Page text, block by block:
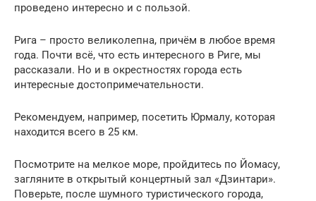
проведено интересно и с пользой.
Рига – просто великолепна, причём в любое время
года. Почти всё, что есть интересного в Риге, мы
рассказали. Но и в окрестностях города есть
интересные достопримечательности.
Рекомендуем, например, посетить Юрмалу, которая
находится всего в 25 км.
Посмотрите на мелкое море, пройдитесь по Йомасу,
загляните в открытый концертный зал «Дзинтари».
Поверьте, после шумного туристического города,